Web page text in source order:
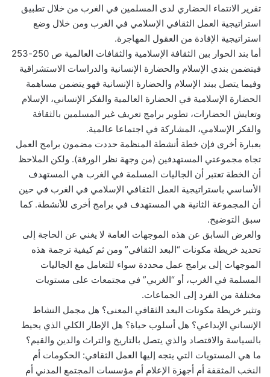
تقرير الانتماء الحضاري لدى المسلمين في الغرب من خلال تطبيق
استراتيجية العمل الثقافي الإسلامي في الغرب ومن خلال وضع
استراتيجية الإفادة من العقول المهاجرة.
أما بند الحوار بين الثقافة الإسلامية والثقافات العالمية ص 250-253
فيتضمن بندي الإسلام والحضارة الإنسانية والدراسات الاستشراقية
وفيما يتصل ببند الإسلام والحضارة الإنسانية فهو يتضمن مساهمة
الحضارة الإسلامية في الحضارة العالمية والفكر الإنساني، الإسلام
وتعايش الحضارات، تطوير برامج تعريف غير المسلمين بالثقافة
والفكر الإسلامي، المشاركة في اجتماعا عالمية.
بعبارة أخرى فإن خطة أنشطة المنظمة حددت مضمون برامج العمل
تجاه مجموعتي المستهدفين (من وجهة نظر الورقة). ولكن الملاحظ
أن الخطة تعتبر أن الجاليات المسلمة في الغرب هي المستهدف
الأساسي باستراتيجية العمل الثقافي الإسلامي في الغرب في حين
أن المجموعة الثانية هي المستهدف في برامج أخرى للأنشطة. كما
سبق التوضيح.
والعرض السابق عن هذه الموجهات العامة لا يغني عن الحاجة إلى
تحديد خريطة مكونات “البعد الثقافي” ومن ثم كيفية ترجمة هذه
الموجهات إلى برامج عمل محددة سواء للتعامل مع الجاليات
المسلمة في الغرب، أو “الغربي” في مجتمعات على مستويات
مختلفة من الفرد إلى الجماعات.
وتثير خريطة مكونات البعد الثقافي المعنى؟ هل مجمل النشاط
الإنساني الإبداعي؟ هل أسلوب حياة؟ هل الإطار الكلي الذي يحيط
بالسياسة والاقتصاد والذي يتصل بالتاريخ والتراث والدين والقيم؟
ما هي المستويات التي يتجه إليها العمل الثقافي: الحكومات أم
النخب المثقفة أم أجهزة الإعلام أم مؤسسات المجتمع المدني أم